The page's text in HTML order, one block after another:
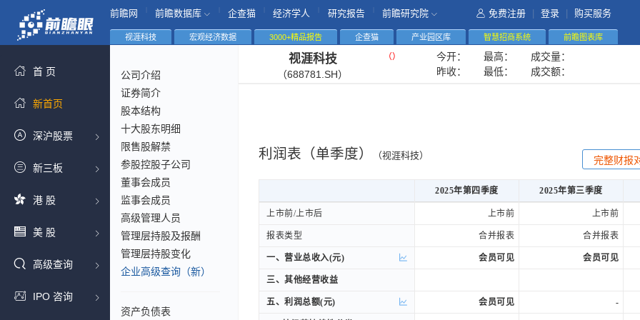
前瞻网 前瞻数据库 企查猫 经济学人 研究报告 前瞻研究院 免费注册 登录 购买服务
首 页
新首页
深沪股票
新三板
港 股
美 股
高级查询
IPO 咨询
视涯科技 宏观经济数据 3000+精品报告 企查猫 产业园区库 智慧招商系统 前瞻图表库
公司介绍
证券简介
股本结构
十大股东明细
限售股解禁
参股控股子公司
董事会成员
监事会成员
高级管理人员
管理层持股及报酬
管理层持股变化
企业高级查询（新）
资产负债表
视涯科技
（688781.SH）
（） 今开： 最高：
成交量：
昨收：
最低： 成交额：
利润表（单季度） （视涯科技） 完整财报
2025年第四季度
2025年第三季度
2025年第四季度
2025年第三季度
上市前/上市后 上市前 上市前
报表类型 合并报表 合并报表
一、营业总收入(元) 会员可见 会员可见
三、其他经营收益
五、利润总额(元) 会员可见 -
上市前/上市后
报表类型
一、营业总收入(元)
三、其他经营收益
五、利润总额(元)